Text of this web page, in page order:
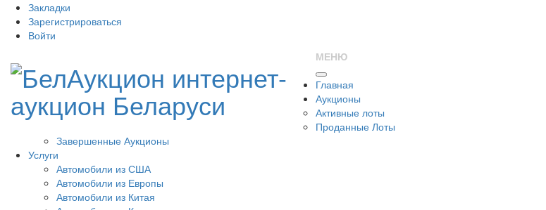
Закладки
Зарегистрироваться
Войти
МЕНЮ
Главная
Аукционы
Активные лоты
Проданные Лоты
Завершенные Аукционы
Услуги
Автомобили из США
Автомобили из Европы
Автомобили из Китая